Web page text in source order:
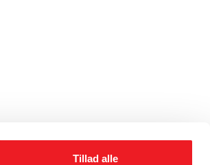
Tillad alle